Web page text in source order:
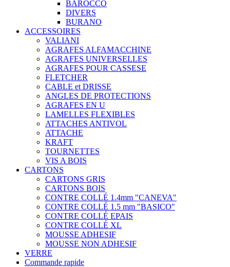
BAROCCO
DIVERS
BURANO
ACCESSOIRES
VALIANI
AGRAFES ALFAMACCHINE
AGRAFES UNIVERSELLES
AGRAFES POUR CASSESE
FLETCHER
CABLE et DRISSE
ANGLES DE PROTECTIONS
AGRAFES EN U
LAMELLES FLEXIBLES
ATTACHES ANTIVOL
ATTACHE
KRAFT
TOURNETTES
VIS A BOIS
CARTONS
CARTONS GRIS
CARTONS BOIS
CONTRE COLLÉ 1.4mm "CANEVA"
CONTRE COLLÉ 1.5 mm "BASICO"
CONTRE COLLÉ EPAIS
CONTRE COLLÉ XL
MOUSSE ADHESIF
MOUSSE NON ADHESIF
VERRE
Commande rapide